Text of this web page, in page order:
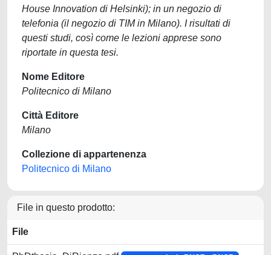
House Innovation di Helsinki); in un negozio di
telefonia (il negozio di TIM in Milano). I risultati di
questi studi, così come le lezioni apprese sono
riportate in questa tesi.
Nome Editore
Politecnico di Milano
Città Editore
Milano
Collezione di appartenenza
Politecnico di Milano
File in questo prodotto:
File